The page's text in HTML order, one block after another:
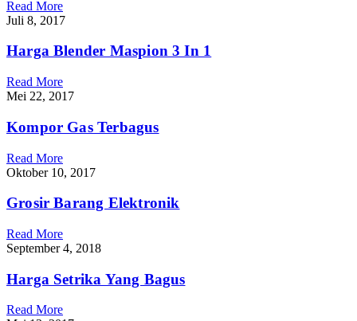
Read More
Juli 8, 2017
Harga Blender Maspion 3 In 1
Read More
Mei 22, 2017
Kompor Gas Terbagus
Read More
Oktober 10, 2017
Grosir Barang Elektronik
Read More
September 4, 2018
Harga Setrika Yang Bagus
Read More